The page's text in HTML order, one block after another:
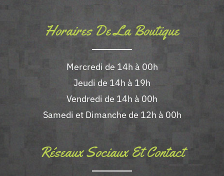
Horaires De La Boutique
Mercredi de 14h à 00h
Jeudi de 14h à 19h
Vendredi de 14h à 00h
Samedi et Dimanche de 12h à 00h
Réseaux Sociaux Et Contact